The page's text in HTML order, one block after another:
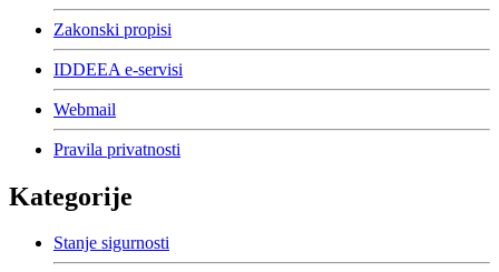
Zakonski propisi
IDDEEA e-servisi
Webmail
Pravila privatnosti
Kategorije
Stanje sigurnosti